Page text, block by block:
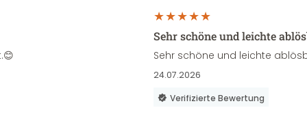
Sehr schöne und leichte
Sehr schöne und leichte
24.07.2026
Verifizierte Bewertung